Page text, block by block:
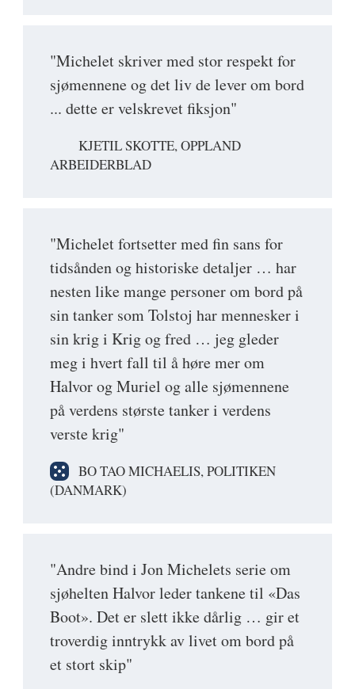
"Michelet skriver med stor respekt for
sjømennene og det liv de lever om bord
... dette er velskrevet fiksjon"
KJETIL SKOTTE, OPPLAND
ARBEIDERBLAD
"Michelet fortsetter med fin sans for
tidsånden og historiske detaljer … har
nesten like mange personer om bord på
sin tanker som Tolstoj har mennesker i
sin krig i Krig og fred … jeg gleder
meg i hvert fall til å høre mer om
Halvor og Muriel og alle sjømennene
på verdens største tanker i verdens
verste krig"
BO TAO MICHAELIS, POLITIKEN
(DANMARK)
"Andre bind i Jon Michelets serie om
sjøhelten Halvor leder tankene til «Das
Boot». Det er slett ikke dårlig … gir et
troverdig inntrykk av livet om bord på
et stort skip"